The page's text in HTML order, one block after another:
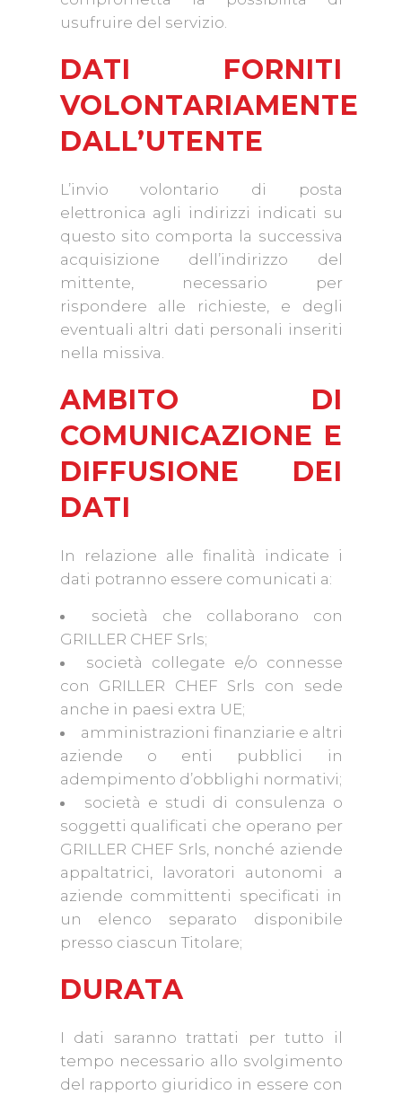
usufruire del servizio.
DATI FORNITI
VOLONTARIAMENTE
DALL’UTENTE
L’invio volontario di posta
elettronica agli indirizzi indicati su
questo sito comporta la successiva
acquisizione dell’indirizzo del
mittente, necessario per
rispondere alle richieste, e degli
eventuali altri dati personali inseriti
nella missiva.
AMBITO DI
COMUNICAZIONE E
DIFFUSIONE DEI
DATI
In relazione alle finalità indicate i
dati potranno essere comunicati a:
società che collaborano con
GRILLER CHEF Srls;
società collegate e/o connesse
con GRILLER CHEF Srls con sede
anche in paesi extra UE;
amministrazioni finanziarie e altri
aziende o enti pubblici in
adempimento d’obblighi normativi;
società e studi di consulenza o
soggetti qualificati che operano per
GRILLER CHEF Srls, nonché aziende
appaltatrici, lavoratori autonomi a
aziende committenti specificati in
un elenco separato disponibile
presso ciascun Titolare;
DURATA
I dati saranno trattati per tutto il
tempo necessario allo svolgimento
del rapporto giuridico in essere con